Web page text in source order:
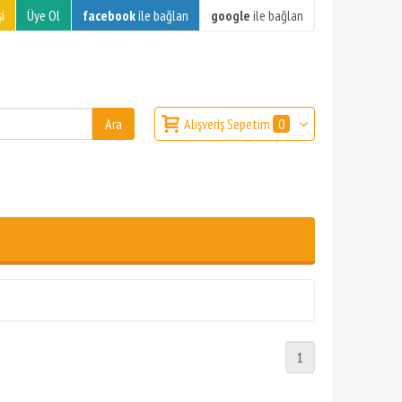
Üye Ol facebookile bağlan google ile bağlan
Alışveriş Sepetim 0
1